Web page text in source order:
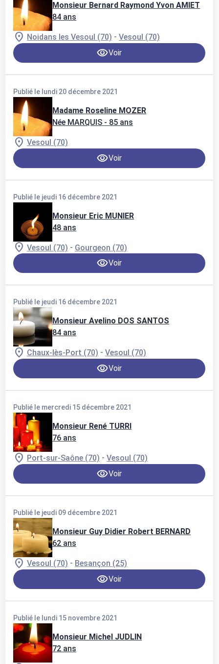
Monsieur Bernard Raymond Yvon AMIET
84 ans
Noidans les Vesoul (70) -Vesoul (70)
Voir
Publié le lundi 20 décembre 2021
Madame Roseline MOZER
Née MARQUIS - 85 ans
Vesoul (70)
Voir
Publié le jeudi 16 décembre 2021
Monsieur Eric MUNIER
48 ans
Vesoul (70) - Gourgeon (70)
Voir
Publié le jeudi 16 décembre 2021
Monsieur Avelino DOS SANTOS
84 ans
Chaux-lès-Port (70) -Vesoul (70)
Voir
Publié le mercredi 15 décembre 2021
Monsieur René TURRI
76 ans
Port-sur-Saône (70) -Vesoul (70)
Voir
Publié le jeudi 09 décembre 2021
Monsieur Guy Didier Robert BERNARD
62 ans
Vesoul (70) - Besançon (25)
Voir
Publié le lundi 15 novembre 2021
Monsieur Michel JUDLIN
72 ans